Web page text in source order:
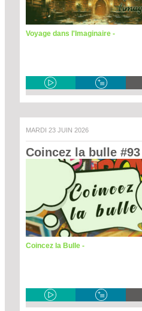
Voyage dans l'Imaginaire -
MARDI 23 JUIN 2026
Coincez la bulle #93
Coincez la Bulle -